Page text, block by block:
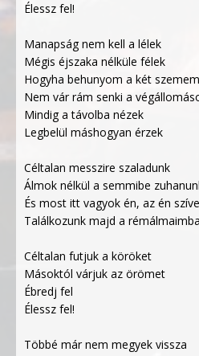
Élessz fel!
Manapság nem kell a lélek
Mégis éjszaka nélküle félek
Hogyha behunyom a két
Nem vár rám senki a
Mindig a távolba nézek
Legbelül máshogyan érzek
Céltalan messzire szaladunk
Álmok nélkül a semmibe
És most itt vagyok én, az én
Találkozunk majd a
Céltalan futjuk a köröket
Másoktól várjuk az örömet
Ébredj fel
Élessz fel!
Többé már nem megyek vissza